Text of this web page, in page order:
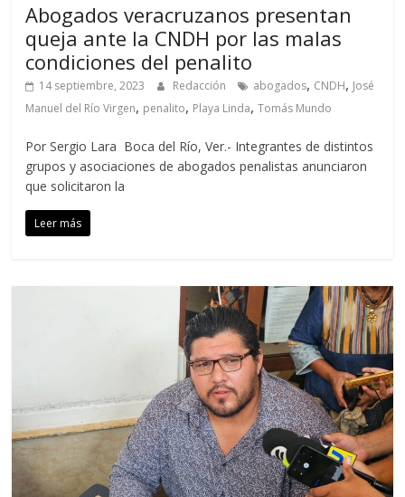
Abogados veracruzanos presentan
queja ante la CNDH por las malas
condiciones del penalito
14 septiembre, 2023 Redacción abogados, CNDH, José
Manuel del Río Virgen, penalito, Playa Linda,Tomás Mundo
Por Sergio Lara Boca del Río, Ver.- Integrantes de distintos
grupos y asociaciones de abogados penalistas anunciaron
que solicitaron la
Leer más